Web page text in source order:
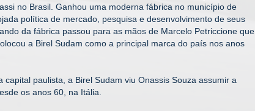
no Brasil. Ganhou uma moderna fábrica no município de
política de mercado, pesquisa e desenvolvimento de seus
da fábrica passou para as mãos de Marcelo Petriccione que
a Birel Sudam como a principal marca do país nos anos
paulista, a Birel Sudam viu Onassis Souza assumir a
os anos 60, na Itália.